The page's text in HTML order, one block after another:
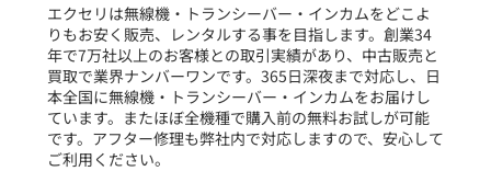
選択条件をリセット
エクセリは無線機・トランシーバー・インカムをどこよ
りもお安く販売、レンタルする事を目指します。創業34
年で7万社以上のお客様との取引実績があり、中古販売と
買取で業界ナンバーワンです。365日深夜まで対応し、日
本全国に無線機・トランシーバー・インカムをお届けし
ています。またほぼ全機種で購入前の無料お試しが可能
です。アフター修理も弊社内で対応しますので、安心して
ご利用ください。